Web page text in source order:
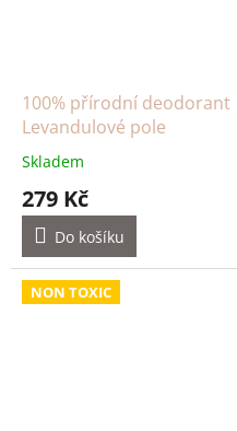
100% přírodní deodorant
Levandulové pole
Skladem
279 Kč
Do košíku
NON TOXIC